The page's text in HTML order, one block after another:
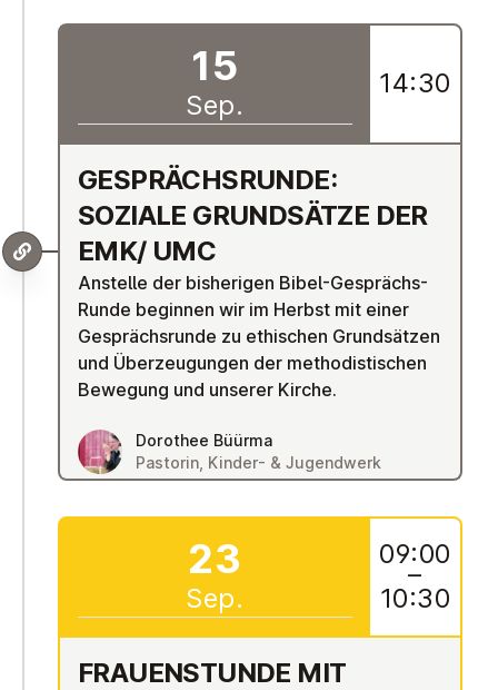
GE­SPRÄCHS­RUN­DE:
SOZIALE GRUND­SÄT­ZE DER
EMK/ UMC
Anstelle der bisherigen Bibel-Gesprächs-
Runde beginnen wir im Herbst mit einer
Gesprächsrunde zu ethischen Grundsätzen
und Überzeugungen der methodistischen
Bewegung und unserer Kirche.
Dorothee Büürma
Pastorin, Kinder- & Jugendwerk
15
Sep.
14:30
FRAU­EN­STUN­DE MIT
23
Sep.
09:00
–
10:30